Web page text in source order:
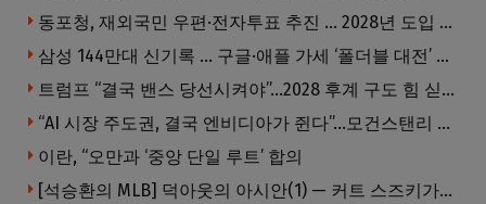
동포청, 재외국민 우편·전자투표 추진 … 2028년 도입 목표
삼성 144만대 신기록 … 구글·애플 가세 ‘폴더블 대전’ 열린다
트럼프 “결국 밴스 당선시켜야”…2028 후계 구도 힘 싣나
“AI 시장 주도권, 결국 엔비디아가 쥔다”…모건스탠리 장담
이란, “오만과 ‘중앙 단일 루트’ 합의
[석승환의 MLB] 덕아웃의 아시안(1) — 커트 스즈키가 우리에게 묻는 것